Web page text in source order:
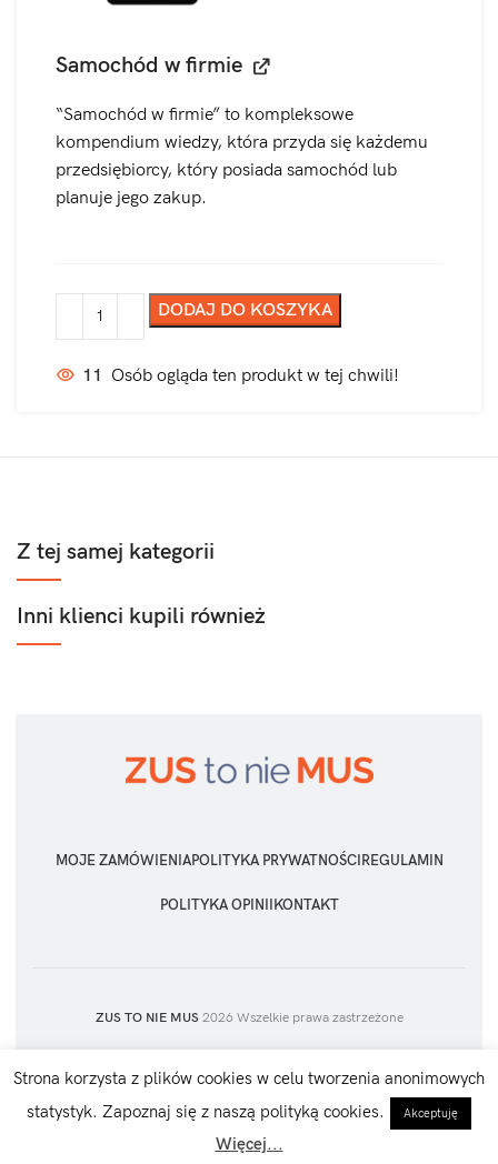
Samochód w firmie
“Samochód w firmie” to kompleksowe
kompendium wiedzy, która przyda się każdemu
przedsiębiorcy, który posiada samochód lub
planuje jego zakup.
DODAJ DO KOSZYKA
11 Osób ogląda ten produkt w tej chwili!
Z tej samej kategorii
Inni klienci kupili również
MOJE ZAMÓWIENIAPOLITYKA PRYWATNOŚCIREGULAMIN
POLITYKA OPINIIKONTAKT
ZUS TO NIE MUS 2026 Wszelkie prawa zastrzeżone
Strona korzysta z plików cookies w celu tworzenia anonimowych
statystyk. Zapoznaj się z naszą polityką cookies.
Akceptuję
Więcej...